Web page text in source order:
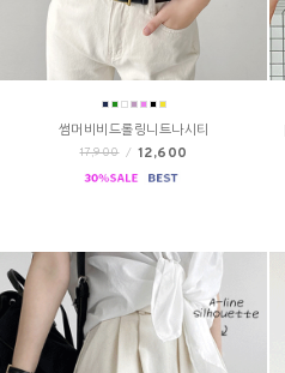
썸머비비드롤링니트나시티
17,900 / 12,600